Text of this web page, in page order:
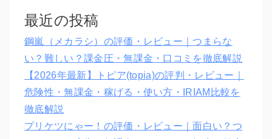
最近の投稿
鋼嵐（メカラシ）の評価・レビュー｜つまらな
い？難しい？課金圧・無課金・口コミを徹底解説
【2026年最新】トピア(topia)の評判・レビュー｜
危険性・無課金・稼げる・使い方・IRIAM比較を
徹底解説
プリケツにゃー！の評価・レビュー｜面白い？つ